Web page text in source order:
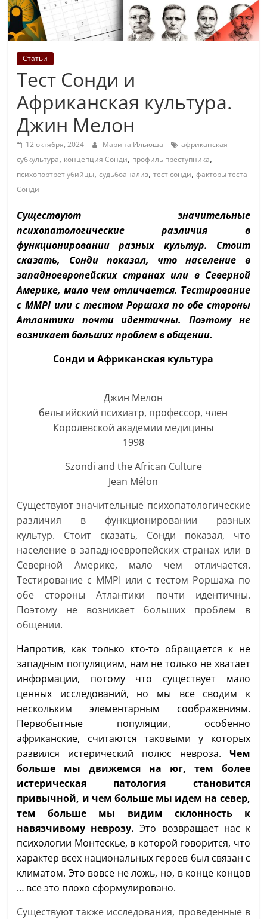
Статьи
Тест Сонди и
Африканская культура.
Джин Мелон
12 октября, 2024 Марина Ильюша
африканская
субкультура, концепция Сонди, профиль преступника,
психопортрет убийцы,судьбоанализ,тест сонди,факторы теста
Сонди
Существуют значительные
психопатологические различия в
функционировании разных культур. Стоит
сказать, Сонди показал, что население в
западноевропейских странах или в Северной
Америке, мало чем отличается. Тестирование
с MMPI или с тестом Роршаха по обе стороны
Атлантики почти идентичны. Поэтому не
возникает больших проблем в общении.
Сонди и Африканская культура
Джин Мелон
бельгийский психиатр, профессор, член
Королевской академии медицины
1998
Szondi and the African Culture
Jean Mélon
Существуют значительные психопатологические
различия в функционировании разных
культур. Стоит сказать, Сонди показал, что
население в западноевропейских странах или в
Северной Америке, мало чем отличается.
Тестирование с MMPI или с тестом Роршаха по
обе стороны Атлантики почти идентичны.
Поэтому не возникает больших проблем в
общении.
Напротив, как только кто-то обращается к не
западным популяциям, нам не только не хватает
информации, потому что существует мало
ценных исследований, но мы все сводим к
нескольким элементарным соображениям.
Первобытные популяции, особенно
африканские, считаются таковыми у которых
развился истерический полюс невроза. Чем
больше мы движемся на юг, тем более
истерическая патология становится
привычной, и чем больше мы идем на север,
тем больше мы видим склонность к
навязчивому неврозу. Это возвращает нас к
психологии Монтескье, в которой говорится, что
характер всех национальных героев был связан с
климатом. Это вовсе не ложь, но, в конце концов
… все это плохо сформулировано.
Существуют также исследования, проведенные в